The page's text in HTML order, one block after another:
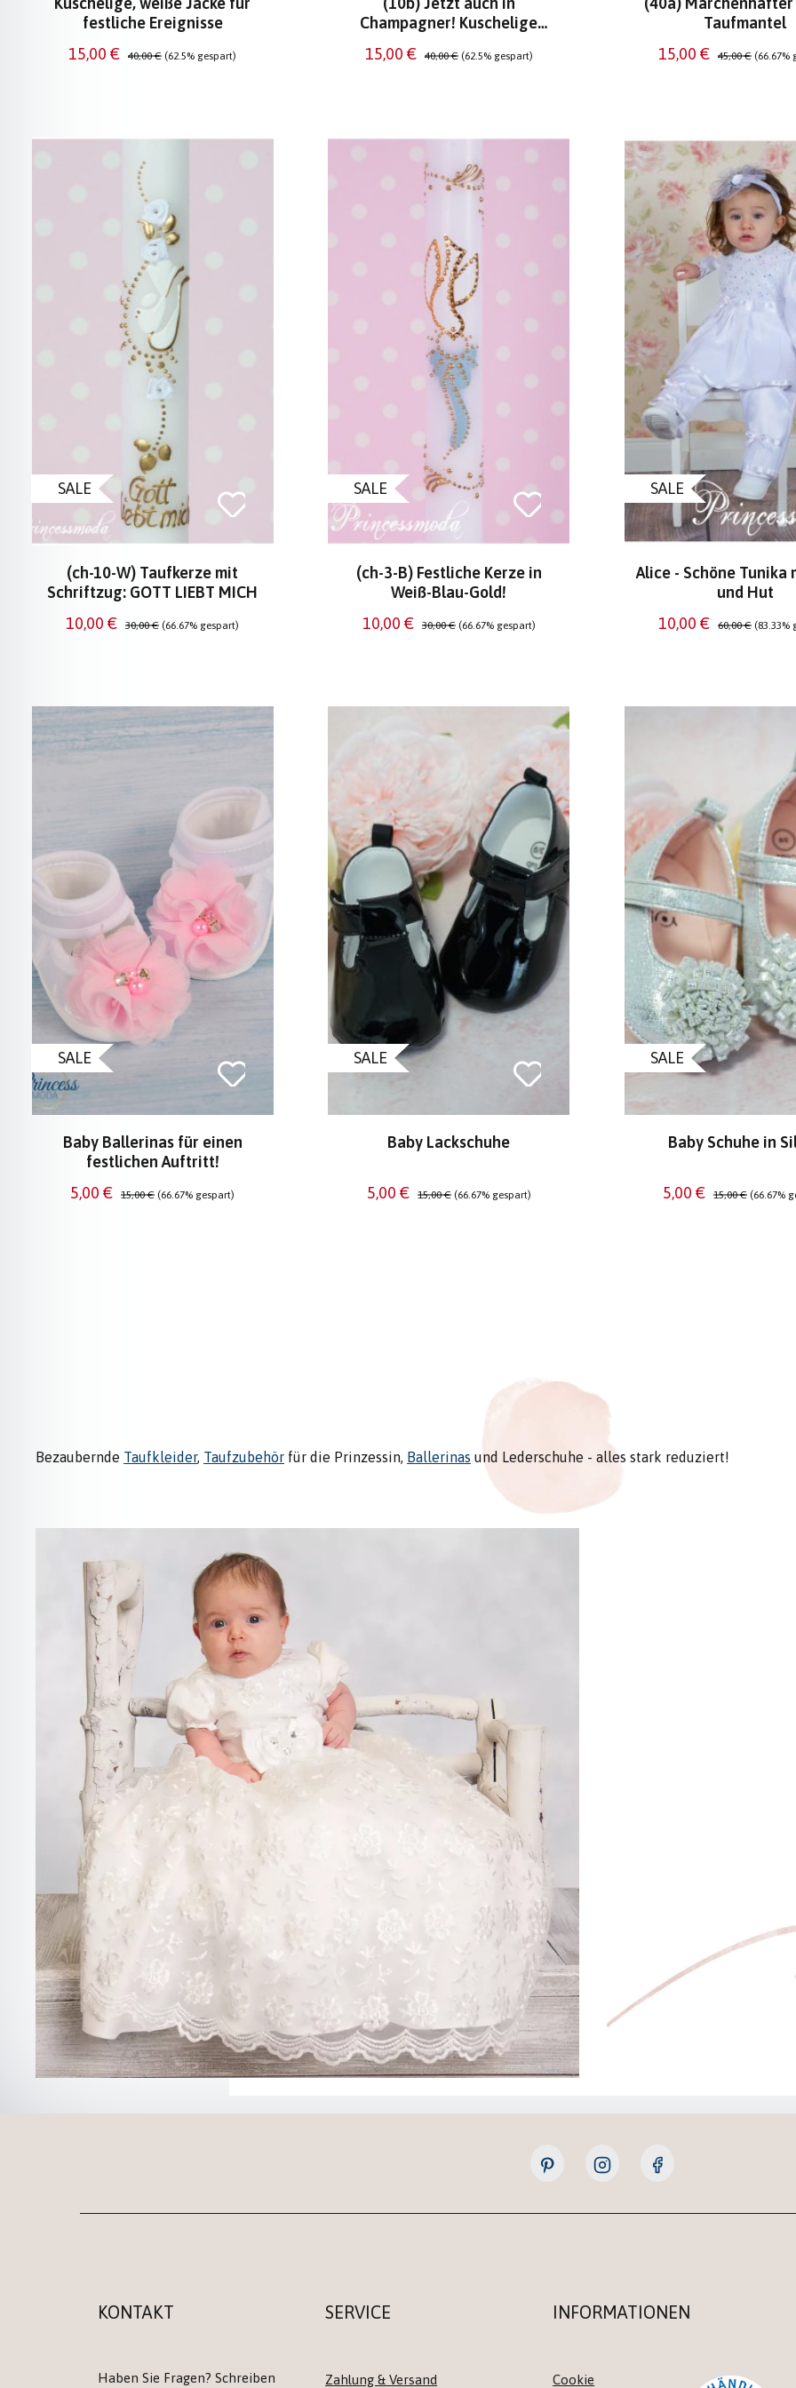
festliche Ereignisse
Verkaufspreis:
15,00 € Regulärer Preis:
40,00 € (62.5% gespart)
Champagner! Kuschelige
Verkaufspreis:
15,00 € Regulärer Preis:
40,00 € (62.5% gespart)
Taufmantel
Verkaufspreis:
15,00 € Regulärer Preis:
45,00 € (66.67%
SALE
(ch-10-W) Taufkerze mit
Schriftzug: GOTT LIEBT MICH
Verkaufspreis:
10,00 € Regulärer Preis:
30,00 € (66.67% gespart)
SALE
(ch-3-B) Festliche Kerze in
Weiß-Blau-Gold!
Verkaufspreis:
10,00 € Regulärer Preis:
30,00 € (66.67% gespart)
SALE
Alice - Schöne Tunika
und Hut
Verkaufspreis:
10,00 € Regulärer Preis:
60,00 € (83.33%
SALE
Baby Ballerinas für einen
festlichen Auftritt!
Verkaufspreis:
5,00 € Regulärer Preis:
15,00 € (66.67% gespart)
SALE
Baby Lackschuhe
Verkaufspreis:
5,00 € Regulärer Preis:
15,00 € (66.67% gespart)
SALE
Baby Schuhe in
Verkaufspreis:
5,00 € Regulärer Preis:
15,00 € (66.67%
Bezaubernde Taufkleider, Taufzubehör für die Prinzessin, Ballerinas und Lederschuhe - alles stark reduziert!
KONTAKT
Haben Sie Fragen? Schreiben
SERVICE
Zahlung & Versand
INFORMATIONEN
Cookie